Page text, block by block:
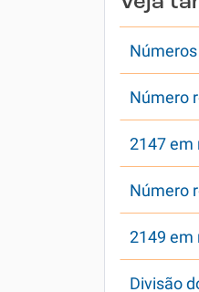
Número
2147 em
Número
2149 em
Divisão